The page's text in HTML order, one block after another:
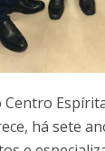
há sete